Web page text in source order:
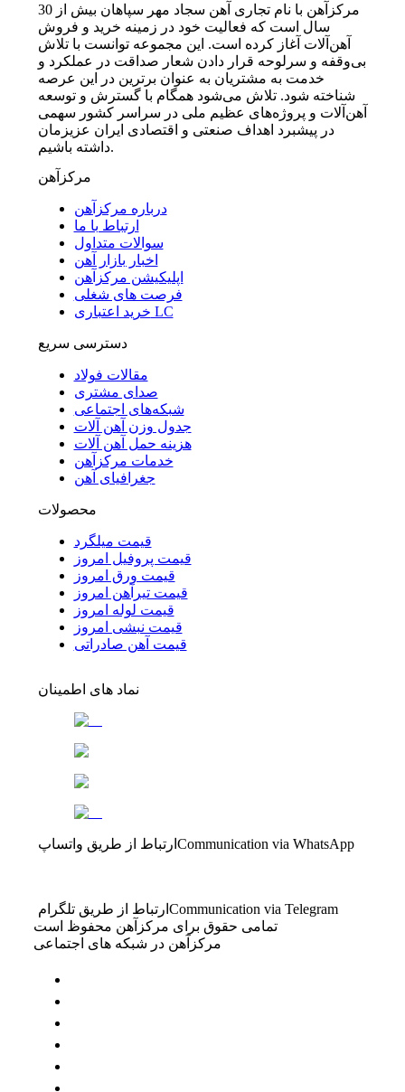
مرکزآهن با نام تجاری آهن سجاد مهر سپاهان بیش از 30
سال است که فعالیت خود در زمینه خرید و فروش
آهن‌آلات آغاز کرده است. این مجموعه توانست با تلاش
بی‌وقفه و سرلوحه قرار دادن شعار صداقت در عملکرد و
خدمت به مشتریان به عنوان برترین در این عرصه
شناخته شود. تلاش می‌شود همگام با گسترش و توسعه
آهن‌آلات و پروژه‌های عظیم ملی در سراسر کشور سهمی
در پیشبرد اهداف صنعتی و اقتصادی ایران عزیزمان
داشته باشیم.
مرکزآهن
درباره مرکزآهن
ارتباط با ما
سوالات متداول
اخبار بازار آهن
اپلیکیشن مرکزآهن
فرصت های شغلی
خرید اعتباری LC
دسترسی سریع
مقالات فولاد
صدای مشتری
شبکه‌های اجتماعی
جدول وزن آهن آلات
هزینه حمل آهن آلات
خدمات مرکزآهن
جغرافیای آهن
محصولات
قیمت میلگرد
قیمت پروفیل امروز
قیمت ورق امروز
قیمت تیرآهن امروز
قیمت لوله امروز
قیمت نبشی امروز
قیمت آهن صادراتی
نماد های اطمینان
ارتباط از طریق واتساپ Communication via WhatsApp
ارتباط از طریق تلگرام Communication via Telegram
تمامی حقوق برای مرکزآهن محفوظ است
مرکزآهن در شبکه های اجتماعی